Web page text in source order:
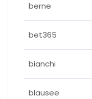
berne
bet365
bianchi
blausee